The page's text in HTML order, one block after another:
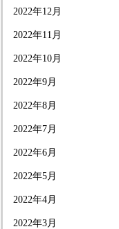
2022年12月
2022年11月
2022年10月
2022年9月
2022年8月
2022年7月
2022年6月
2022年5月
2022年4月
2022年3月